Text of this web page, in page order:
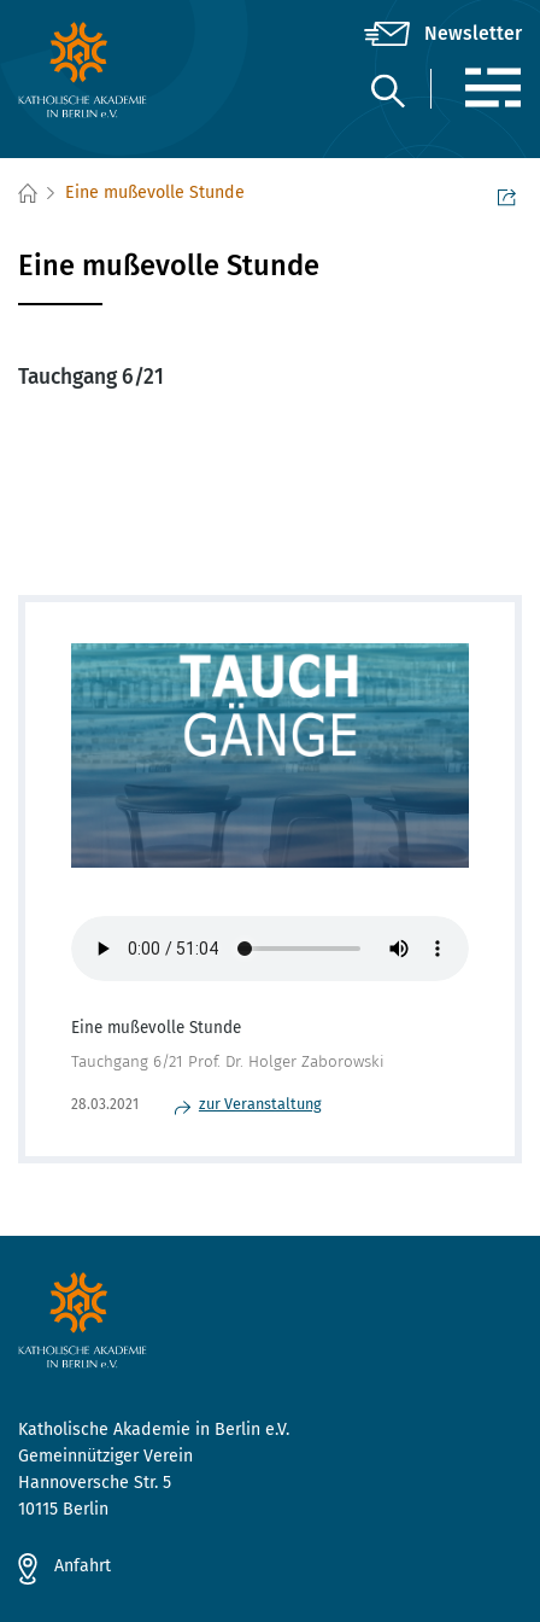
Eine mußevolle Stunde
Eine mußevolle Stunde
Tauchgang 6/21
Eine mußevolle Stunde
Tauchgang 6/21 Prof. Dr. Holger Zaborowski
28.03.2021 zur Veranstaltung
Katholische Akademie in Berlin e.V.
Gemeinnütziger Verein
Hannoversche Str. 5
10115 Berlin
Anfahrt